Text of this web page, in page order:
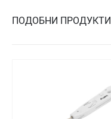
ПОДОБНИ ПРОДУКТИ